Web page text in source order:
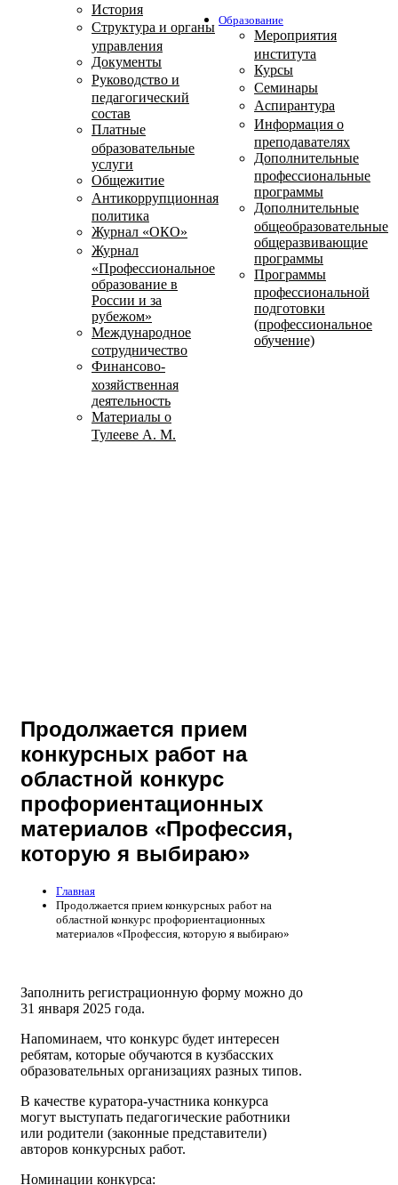
История
Структура и органы
управления
Документы
Руководство и
педагогический
состав
Платные
образовательные
услуги
Общежитие
Антикоррупционная
политика
Журнал «ОКО»
Журнал
«Профессиональное
образование в
России и за
рубежом»
Международное
сотрудничество
Финансово-
хозяйственная
деятельность
Материалы о
Тулееве А. М.
Образование
Мероприятия
института
Курсы
Семинары
Аспирантура
Информация о
преподавателях
Дополнительные
профессиональные
программы
Дополнительные
общеобразовательные
общеразвивающие
программы
Программы
профессиональной
подготовки
(профессиональное
обучение)
Продолжается прием
конкурсных работ на
областной конкурс
профориентационных
материалов «Профессия,
которую я выбираю»
Главная
Продолжается прием конкурсных работ на
областной конкурс профориентационных
материалов «Профессия, которую я выбираю»
Заполнить регистрационную форму можно до
31 января 2025 года.
Напоминаем, что конкурс будет интересен
ребятам, которые обучаются в кузбасских
образовательных организациях разных типов.
В качестве куратора-участника конкурса
могут выступать педагогические работники
или родители (законные представители)
авторов конкурсных работ.
Номинации конкурса: